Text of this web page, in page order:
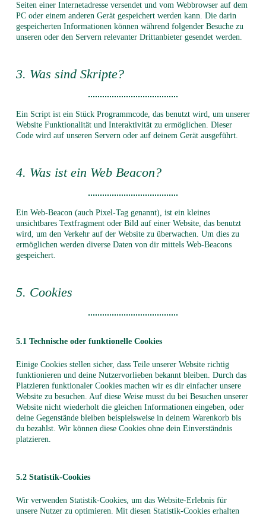
Seiten einer Internetadresse versendet und vom Webbrowser auf dem
PC oder einem anderen Gerät gespeichert werden kann. Die darin
gespeicherten Informationen können während folgender Besuche zu
unseren oder den Servern relevanter Drittanbieter gesendet werden.
3. Was sind Skripte?
Ein Script ist ein Stück Programmcode, das benutzt wird, um unserer
Website Funktionalität und Interaktivität zu ermöglichen. Dieser
Code wird auf unseren Servern oder auf deinem Gerät ausgeführt.
4. Was ist ein Web Beacon?
Ein Web-Beacon (auch Pixel-Tag genannt), ist ein kleines
unsichtbares Textfragment oder Bild auf einer Website, das benutzt
wird, um den Verkehr auf der Website zu überwachen. Um dies zu
ermöglichen werden diverse Daten von dir mittels Web-Beacons
gespeichert.
5. Cookies
5.1 Technische oder funktionelle Cookies
Einige Cookies stellen sicher, dass Teile unserer Website richtig
funktionieren und deine Nutzervorlieben bekannt bleiben. Durch das
Platzieren funktionaler Cookies machen wir es dir einfacher unsere
Website zu besuchen. Auf diese Weise musst du bei Besuchen unserer
Website nicht wiederholt die gleichen Informationen eingeben, oder
deine Gegenstände bleiben beispielsweise in deinem Warenkorb bis
du bezahlst. Wir können diese Cookies ohne dein Einverständnis
platzieren.
5.2 Statistik-Cookies
Wir verwenden Statistik-Cookies, um das Website-Erlebnis für
unsere Nutzer zu optimieren. Mit diesen Statistik-Cookies erhalten